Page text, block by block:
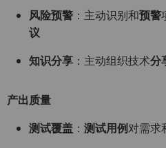
风险预警 ：主动识别和预警
议
知识分享 ：主动组织技术分
产出质量
测试覆盖 ： 测试用例对需求